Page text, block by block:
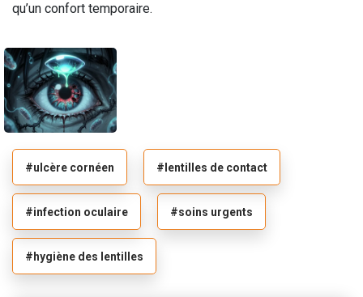
qu’un confort temporaire.
#ulcère cornéen #lentilles de contact
#infection oculaire #soins urgents
#hygiène des lentilles